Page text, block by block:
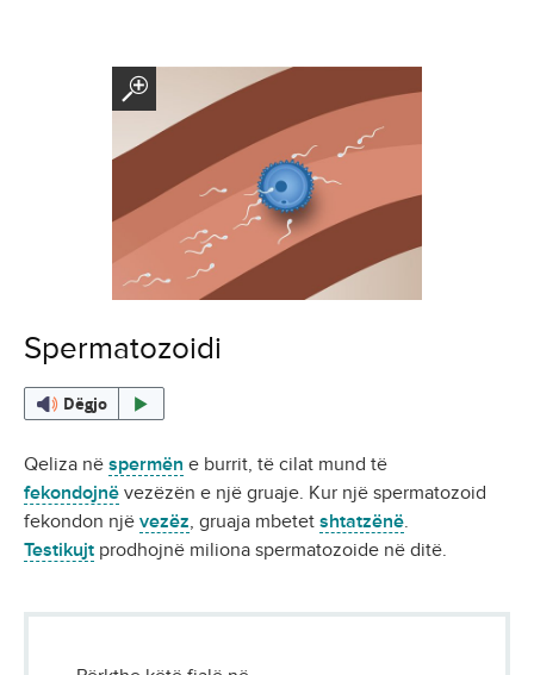
Spermatozoidi
Dëgjo
Qeliza në spermën e burrit, të cilat mund të
fekondojnë vezëzën e një gruaje. Kur një spermatozoid
fekondon një vezëz , gruaja mbetet shtatzënë
Testikujt prodhojnë miliona spermatozoide në ditë.